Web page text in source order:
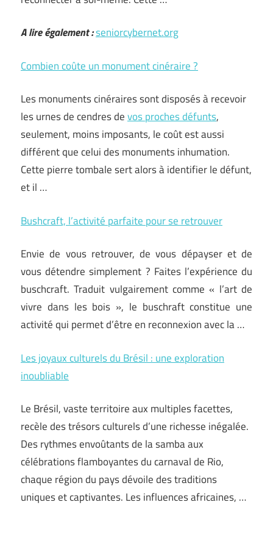
A lire également :seniorcybernet.org
Combien coûte un monument cinéraire ?
Les monuments cinéraires sont disposés à recevoir
les urnes de cendres devos proches défunts,
seulement, moins imposants, le coût est aussi
différent que celui des monuments inhumation.
Cette pierre tombale sert alors à identifier le défunt,
et il …
Bushcraft, l’activité parfaite pour se retrouver
Envie de vous retrouver, de vous dépayser et de
vous détendre simplement ? Faites l’expérience du
buschcraft. Traduit vulgairement comme « l’art de
vivre dans les bois », le buschraft constitue une
activité qui permet d’être en reconnexion avec la …
Les joyaux culturels du Brésil : une exploration
inoubliable
Le Brésil, vaste territoire aux multiples facettes,
recèle des trésors culturels d’une richesse inégalée.
Des rythmes envoûtants de la samba aux
célébrations flamboyantes du carnaval de Rio,
chaque région du pays dévoile des traditions
uniques et captivantes. Les influences africaines, …